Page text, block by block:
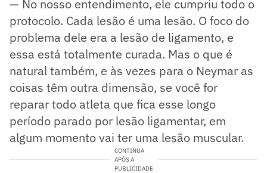
— No nosso entendimento, ele cumpriu todo o
protocolo. Cada lesão é uma lesão. O foco do
problema dele era a lesão de ligamento, e
essa está totalmente curada. Mas o que é
natural também, e às vezes para o Neymar as
coisas têm outra dimensão, se você for
reparar todo atleta que fica esse longo
período parado por lesão ligamentar, em
algum momento vai ter uma lesão muscular.
CONTINUA
APÓS A
PUBLICIDADE